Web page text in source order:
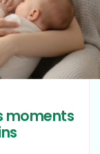
moments